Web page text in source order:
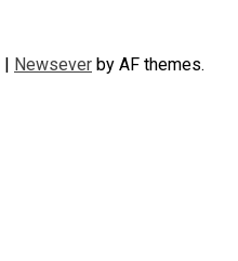
| Newsever by AF themes.